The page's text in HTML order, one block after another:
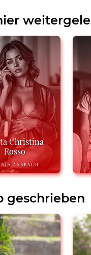
Christina
Rosso
ANSBACH
geschrieben